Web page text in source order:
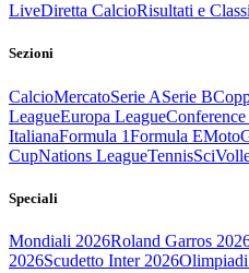
LiveDiretta CalcioRisultati e
Sezioni
CalcioMercatoSerie ASerie B
LeagueEuropa League
ItalianaFormula 1Formula E
CupNations LeagueTennisSci
Speciali
Mondiali 2026Roland Garros
2026Scudetto Inter 2026